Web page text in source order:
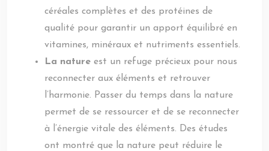
céréales complètes et des protéines de
qualité pour garantir un apport équilibré en
vitamines, minéraux et nutriments essentiels.
La nature est un refuge précieux pour nous
reconnecter aux éléments et retrouver
l’harmonie. Passer du temps dans la nature
permet de se ressourcer et de se reconnecter
à l’énergie vitale des éléments. Des études
ont montré que la nature peut réduire le